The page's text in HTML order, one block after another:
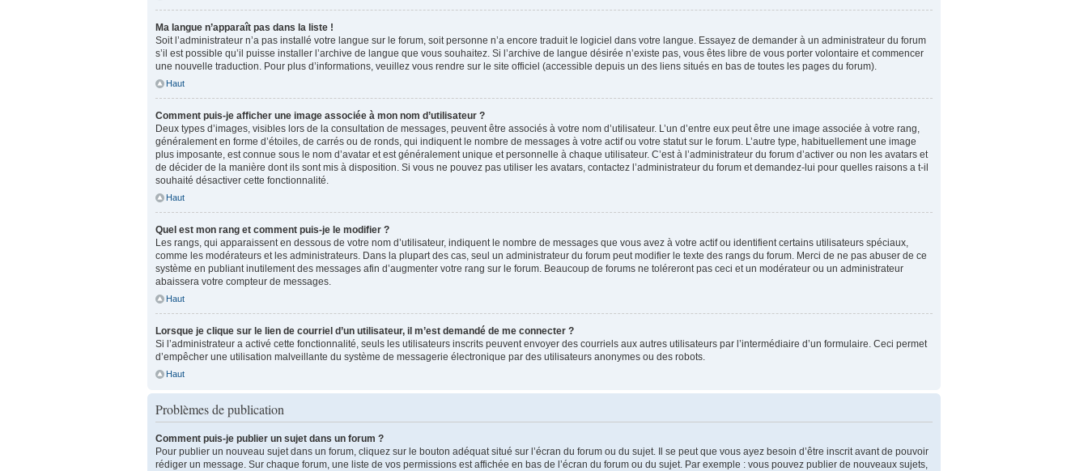
Ma langue n’apparaît pas dans la liste !
Soit l’administrateur n’a pas installé votre langue sur le forum, soit personne n’a encore traduit le logiciel dans votre langue. Essayez de demander à un administrateur du forum
s’il est possible qu’il puisse installer l’archive de langue que vous souhaitez. Si l’archive de langue désirée n’existe pas, vous êtes libre de vous porter volontaire et commencer
une nouvelle traduction. Pour plus d’informations, veuillez vous rendre sur le site officiel (accessible depuis un des liens situés en bas de toutes les pages du forum).
Haut
Comment puis-je afficher une image associée à mon nom d’utilisateur ?
Deux types d’images, visibles lors de la consultation de messages, peuvent être associés à votre nom d’utilisateur. L’un d’entre eux peut être une image associée à votre rang,
généralement en forme d’étoiles, de carrés ou de ronds, qui indiquent le nombre de messages à votre actif ou votre statut sur le forum. L’autre type, habituellement une image
plus imposante, est connue sous le nom d’avatar et est généralement unique et personnelle à chaque utilisateur. C’est à l’administrateur du forum d’activer ou non les avatars et
de décider de la manière dont ils sont mis à disposition. Si vous ne pouvez pas utiliser les avatars, contactez l’administrateur du forum et demandez-lui pour quelles raisons a t-il
souhaité désactiver cette fonctionnalité.
Haut
Quel est mon rang et comment puis-je le modifier ?
Les rangs, qui apparaissent en dessous de votre nom d’utilisateur, indiquent le nombre de messages que vous avez à votre actif ou identifient certains utilisateurs spéciaux,
comme les modérateurs et les administrateurs. Dans la plupart des cas, seul un administrateur du forum peut modifier le texte des rangs du forum. Merci de ne pas abuser de ce
système en publiant inutilement des messages afin d’augmenter votre rang sur le forum. Beaucoup de forums ne toléreront pas ceci et un modérateur ou un administrateur
abaissera votre compteur de messages.
Haut
Lorsque je clique sur le lien de courriel d’un utilisateur, il m’est demandé de me connecter ?
Si l’administrateur a activé cette fonctionnalité, seuls les utilisateurs inscrits peuvent envoyer des courriels aux autres utilisateurs par l’intermédiaire d’un formulaire. Ceci permet
d’empêcher une utilisation malveillante du système de messagerie électronique par des utilisateurs anonymes ou des robots.
Haut
Problèmes de publication
Comment puis-je publier un sujet dans un forum ?
Pour publier un nouveau sujet dans un forum, cliquez sur le bouton adéquat situé sur l’écran du forum ou du sujet. Il se peut que vous ayez besoin d’être inscrit avant de pouvoir
rédiger un message. Sur chaque forum, une liste de vos permissions est affichée en bas de l’écran du forum ou du sujet. Par exemple : vous pouvez publier de nouveaux sujets,